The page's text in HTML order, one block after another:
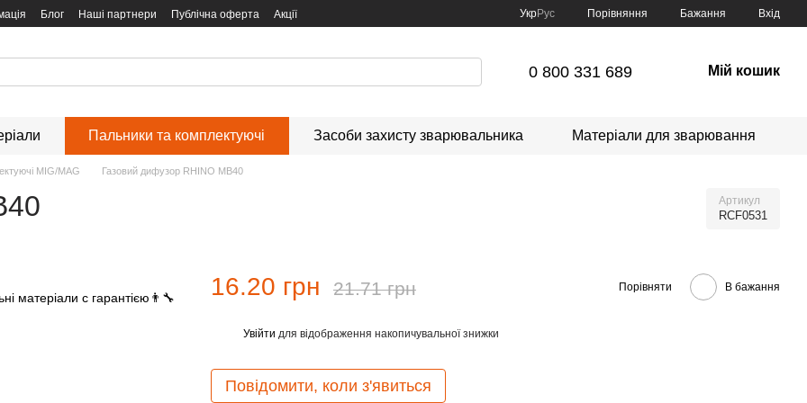
Блог Наші партнери Публічна оферта Акції УкрРус Порівняння Бажання Вхід
0 800 331 689 Мій кошик
Пальники та комплектуючі Засоби захисту зварювальника Матеріали для зварювання
MIG/MAG Газовий дифузор RHINO MB40
Артикул
RCF0531
16.20 грн 21.71 грн Порівняти В бажання
Увійти для відображення накопичувальної знижки
Повідомити, коли з'явиться